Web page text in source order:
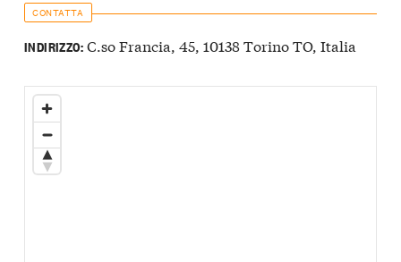
CONTATTA
INDIRIZZO:C.so Francia, 45, 10138 Torino TO, Italia